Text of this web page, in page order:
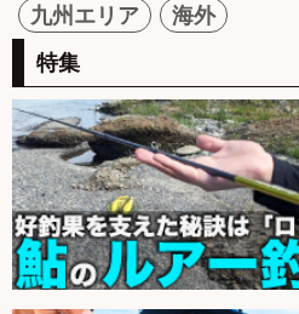
九州エリア
海外
特集